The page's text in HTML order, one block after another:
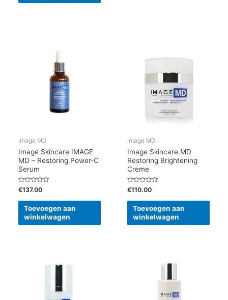
Image MD
Image Skincare IMAGE
MD – Restoring Power-C
Serum
Gewaardeerd
0
uit
€137.00
Toevoegen aan
winkelwagen
Image MD
Image Skincare MD
Restoring Brightening
Creme
Gewaardeerd
0
uit
€110.00
Toevoegen aan
winkelwagen